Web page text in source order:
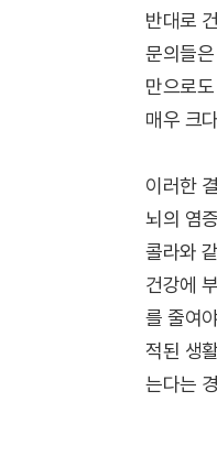
반대로
문의들
만으로
매우 크
이러한
뇌의 염
콜라와
건강에
를 줄여
적된 생
는다는